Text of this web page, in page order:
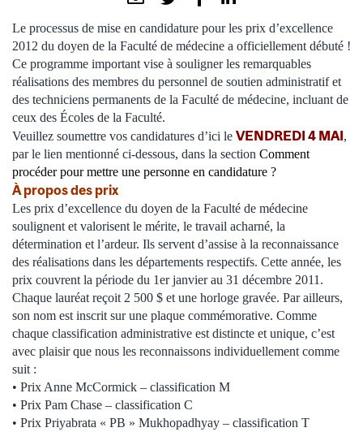
Le processus de mise en candidature pour les prix d’excellence
2012 du doyen de la Faculté de médecine a officiellement débuté !
Ce programme important vise à souligner les remarquables
réalisations des membres du personnel de soutien administratif et
des techniciens permanents de la Faculté de médecine, incluant de
ceux des Écoles de la Faculté.
Veuillez soumettre vos candidatures d’ici le VENDREDI 4 MAI,
par le lien mentionné ci-dessous, dans la section Comment
procéder pour mettre une personne en candidature ?
À propos des prix
Les prix d’excellence du doyen de la Faculté de médecine
soulignent et valorisent le mérite, le travail acharné, la
détermination et l’ardeur. Ils servent d’assise à la reconnaissance
des réalisations dans les départements respectifs. Cette année, les
prix couvrent la période du 1er janvier au 31 décembre 2011.
Chaque lauréat reçoit 2 500 $ et une horloge gravée. Par ailleurs,
son nom est inscrit sur une plaque commémorative. Comme
chaque classification administrative est distincte et unique, c’est
avec plaisir que nous les reconnaissons individuellement comme
suit :
• Prix Anne McCormick – classification M
• Prix Pam Chase – classification C
• Prix Priyabrata « PB » Mukhopadhyay – classification T